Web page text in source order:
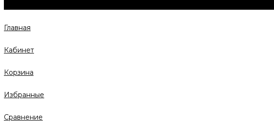
Главная
Кабинет
Корзина
Избранные
Сравнение